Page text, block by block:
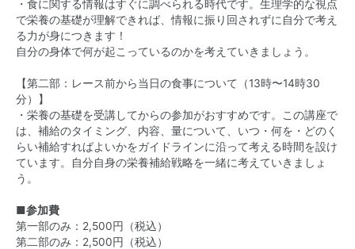
・食に関する情報はすぐに調べられる時代です。生理学的な視点
で栄養の基礎が理解できれば、情報に振り回されずに自分で考え
る力が身につきます！
自分の身体で何が起こっているのかを考えていきましょう。
【第二部：レース前から当日の食事について（13時〜14時30
分）】
・栄養の基礎を受講してからの参加がおすすめです。この講座で
は、補給のタイミング、内容、量について、いつ・何を・どのく
らい補給すればよいかをガイドラインに沿って考える時間を設け
ています。自分自身の栄養補給戦略を一緒に考えていきましょ
う。
■参加費
第一部のみ：2,500円（税込）
第二部のみ：2,500円（税込）